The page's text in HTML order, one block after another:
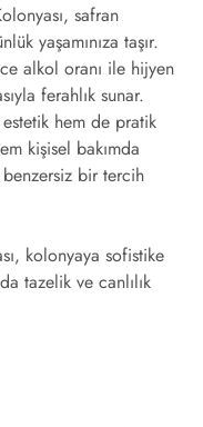
, safran
yaşamınıza taşır.
alkol oranı ile hijyen
ferahlık sunar.
estetik hem de pratik
kişisel bakımda
bir tercih
kolonyaya sofistike
tazelik ve canlılık